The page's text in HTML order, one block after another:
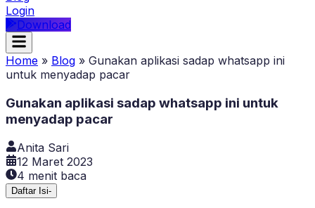
Login
Download
Home » Blog » Gunakan aplikasi sadap whatsapp ini
untuk menyadap pacar
Gunakan aplikasi sadap whatsapp ini untuk
menyadap pacar
Anita Sari
12 Maret 2023
4 menit baca
Daftar Isi-